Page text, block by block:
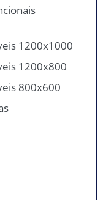
1200x1000
1200x800
800x600